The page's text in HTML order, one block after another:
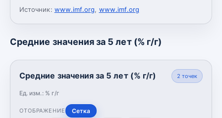
Источник: www.imf.org, www.imf.org
Средние значения за 5 лет (% г/г)
Средние значения за 5 лет (% г/г)
Ед. изм.: % г/г
2 точек
ОТОБРАЖЕНИЕ Сетка